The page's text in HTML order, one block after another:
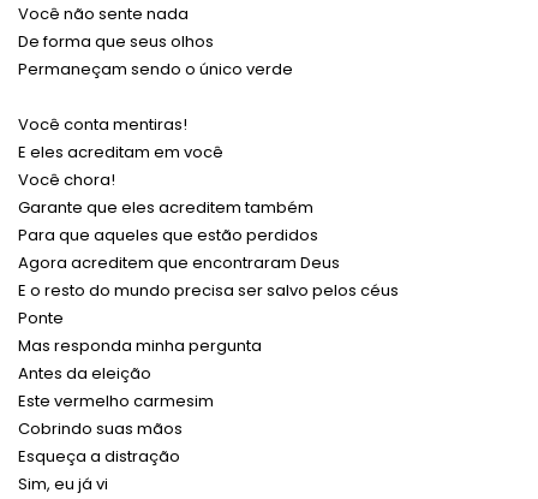
Você não sente nada
De forma que seus olhos
Permaneçam sendo o único verde
Você conta mentiras!
E eles acreditam em você
Você chora!
Garante que eles acreditem também
Para que aqueles que estão perdidos
Agora acreditem que encontraram Deus
E o resto do mundo precisa ser salvo pelos céus
Ponte
Mas responda minha pergunta
Antes da eleição
Este vermelho carmesim
Cobrindo suas mãos
Esqueça a distração
Sim, eu já vi